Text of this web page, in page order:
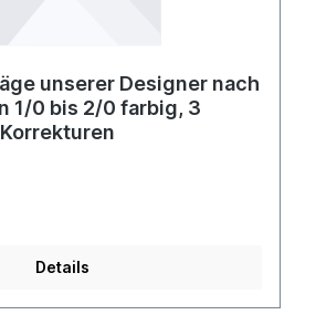
unserer Designer nach
1/0 bis 2/0 farbig, 3
Details